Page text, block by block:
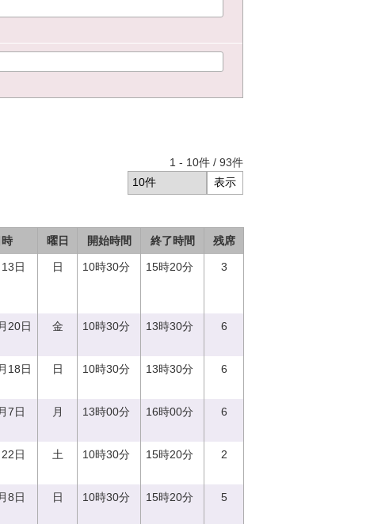
1 - 10件 / 93件
曜日 開始時間 終了時間 残席
日 日 10時30分 15時20分 3
20日 金 10時30分 13時30分 6
18日 日 10時30分 13時30分 6
7日 月 13時00分 16時00分 6
日 土 10時30分 15時20分 2
8日 日 10時30分 15時20分 5